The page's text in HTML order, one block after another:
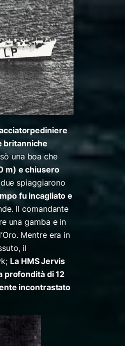
britanniche
una boa che
m) e chiusero
spiaggiarono
fu incagliato e
Il comandante
una gamba e in
Mentre era in
il
La HMS Jervis
profondità di 12
incontrastato